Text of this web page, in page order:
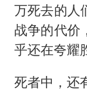
万死去的人
战争的代价
乎还在夸耀
死者中，还